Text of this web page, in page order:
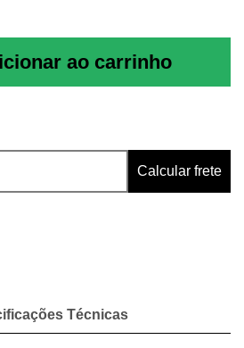
ao carrinho
Calcular frete
Técnicas